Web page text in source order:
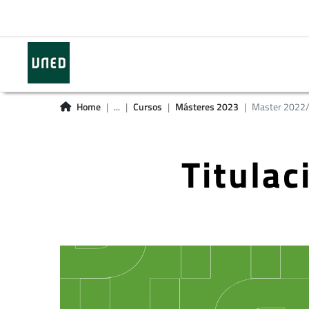
Home ... Cursos Másteres 2023 Master